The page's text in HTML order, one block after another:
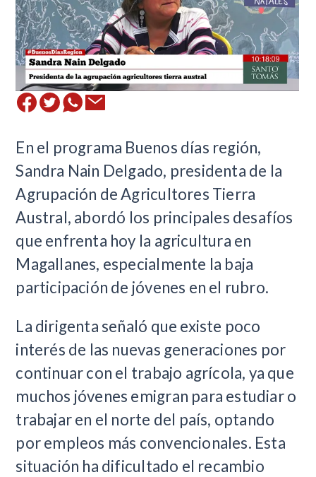
En el programa Buenos días región,
Sandra Nain Delgado, presidenta de la
Agrupación de Agricultores Tierra
Austral, abordó los principales desafíos
que enfrenta hoy la agricultura en
Magallanes, especialmente la baja
participación de jóvenes en el rubro.
La dirigenta señaló que existe poco
interés de las nuevas generaciones por
continuar con el trabajo agrícola, ya que
muchos jóvenes emigran para estudiar o
trabajar en el norte del país, optando
por empleos más convencionales. Esta
situación ha dificultado el recambio